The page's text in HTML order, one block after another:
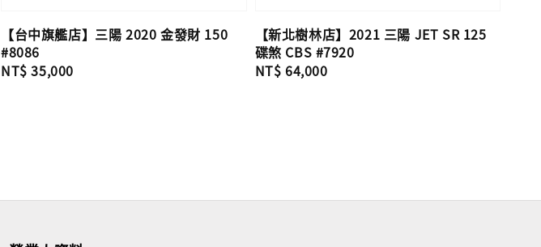
【台中旗艦店】三陽 2020 金發財 150
#8086
Regular
NT$ 35,000
【新北樹林店】2021 三陽 JET SR 125
碟煞 CBS #7920
Regular
NT$ 64,000